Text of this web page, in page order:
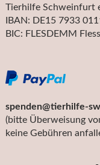
Tierhilfe Schweinfurt
IBAN: DE15 7933
BIC: FLESDEMM
spenden@tierhilfe-
(bitte Überweisung
keine Gebühren